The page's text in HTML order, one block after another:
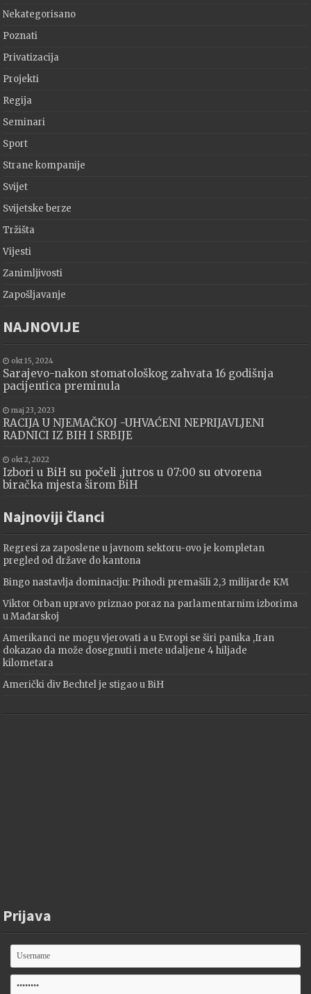
Nekategorisano
Poznati
Privatizacija
Projekti
Regija
Seminari
Sport
Strane kompanije
Svijet
Svijetske berze
Tržišta
Vijesti
Zanimljivosti
Zapošljavanje
NAJNOVIJE
okt 15, 2024
Sarajevo-nakon stomatološkog zahvata 16 godišnja
pacijentica preminula
maj 23, 2023
RACIJA U NJEMAČKOJ -UHVAĆENI NEPRIJAVLJENI
RADNICI IZ BIH I SRBIJE
okt 2, 2022
Izbori u BiH su počeli ,jutros u 07:00 su otvorena
biračka mjesta širom BiH
Najnoviji članci
Regresi za zaposlene u javnom sektoru-ovo je kompletan
pregled od države do kantona
Bingo nastavlja dominaciju: Prihodi premašili 2,3 milijarde KM
Viktor Orban upravo priznao poraz na parlamentarnim izborima
u Mađarskoj
Amerikanci ne mogu vjerovati a u Evropi se širi panika ,Iran
dokazao da može dosegnuti i mete udaljene 4 hiljade
kilometara
Američki div Bechtel je stigao u BiH
Prijava